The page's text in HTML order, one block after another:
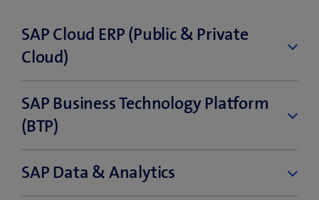
SAP Cloud ERP (Public & Private
Cloud)
cuore digitale della vostra azienda e collega tutti i
processi chiave in un sistema. Utilizzate una
soluzione Cloud pubblica standardizzata per
flessibile e personalizzabile per esigenze specifiche.
SAP Business Technology Platform
(BTP)
La piattaforma di innovazione SAP unisce gestione
dei dati, analytics, intelligenza artificiale, sviluppo di
SAP Data & Analytics